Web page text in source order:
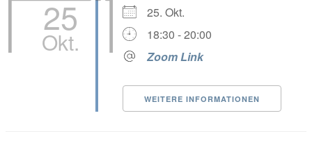
25
Okt.
25. Okt.
18:30 - 20:00
Zoom Link
WEITERE INFORMATIONEN